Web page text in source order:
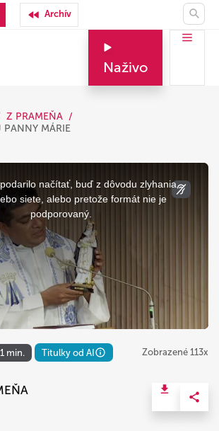
Archív
Naživo
Z PRAMEŇA
PANNY MÁRIE
načítať, buď z dôvodu zlyhania
siete, alebo pretože formát nie je
podporovaný.
min. Titulky od AI Zobrazené 113x